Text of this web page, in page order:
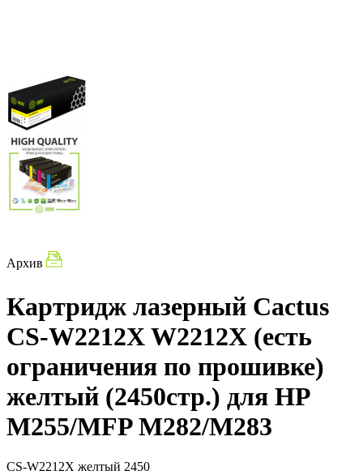
Архив
Картридж лазерный Cactus
CS-W2212X W2212X (есть
ограничения по прошивке)
желтый (2450стр.) для HP
M255/MFP M282/M283
CS-W2212X желтый 2450